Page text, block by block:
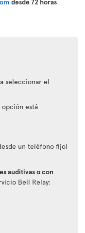
seleccionar el
está
un teléfono fijo)
auditivas o con
Bell Relay: